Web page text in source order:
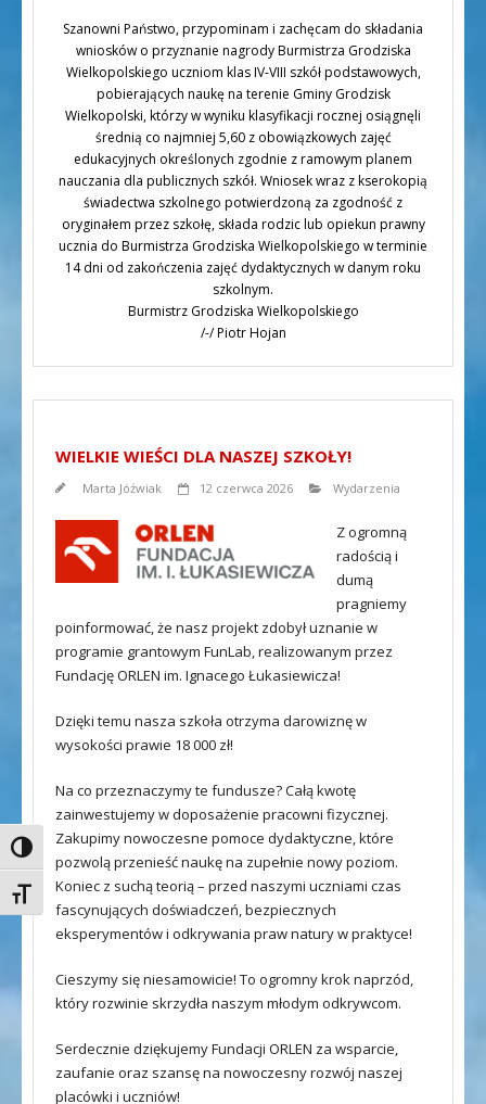
Toggle High Contrast
Toggle Font size
Szanowni Państwo, przypominam i zachęcam do składania
wniosków o przyznanie nagrody Burmistrza Grodziska
Wielkopolskiego uczniom klas IV-VIII szkół podstawowych,
pobierających naukę na terenie Gminy Grodzisk
Wielkopolski, którzy w wyniku klasyfikacji rocznej osiągnęli
średnią co najmniej 5,60 z obowiązkowych zajęć
edukacyjnych określonych zgodnie z ramowym planem
nauczania dla publicznych szkół. Wniosek wraz z kserokopią
świadectwa szkolnego potwierdzoną za zgodność z
oryginałem przez szkołę, składa rodzic lub opiekun prawny
ucznia do Burmistrza Grodziska Wielkopolskiego w terminie
14 dni od zakończenia zajęć dydaktycznych w danym roku
szkolnym.
Burmistrz Grodziska Wielkopolskiego
/-/ Piotr Hojan
WIELKIE WIEŚCI DLA NASZEJ SZKOŁY!
Marta Jóźwiak 12 czerwca 2026 Wydarzenia
Z ogromną
radością i
dumą
pragniemy
poinformować, że nasz projekt zdobył uznanie w
programie grantowym FunLab, realizowanym przez
Fundację ORLEN im. Ignacego Łukasiewicza!
Dzięki temu nasza szkoła otrzyma darowiznę w
wysokości prawie 18 000 zł!
Na co przeznaczymy te fundusze? Całą kwotę
zainwestujemy w doposażenie pracowni fizycznej.
Zakupimy nowoczesne pomoce dydaktyczne, które
pozwolą przenieść naukę na zupełnie nowy poziom.
Koniec z suchą teorią – przed naszymi uczniami czas
fascynujących doświadczeń, bezpiecznych
eksperymentów i odkrywania praw natury w praktyce!
Cieszymy się niesamowicie! To ogromny krok naprzód,
który rozwinie skrzydła naszym młodym odkrywcom.
Serdecznie dziękujemy Fundacji ORLEN za wsparcie,
zaufanie oraz szansę na nowoczesny rozwój naszej
placówki i uczniów!